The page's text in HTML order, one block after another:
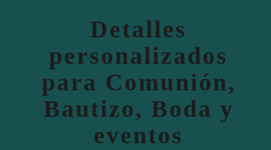
Detalles
personalizados
para Comunión,
Bautizo, Boda y
eventos